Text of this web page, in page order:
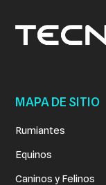
MAPA DE SITIO
Rumiantes
Equinos
Caninos y Felinos